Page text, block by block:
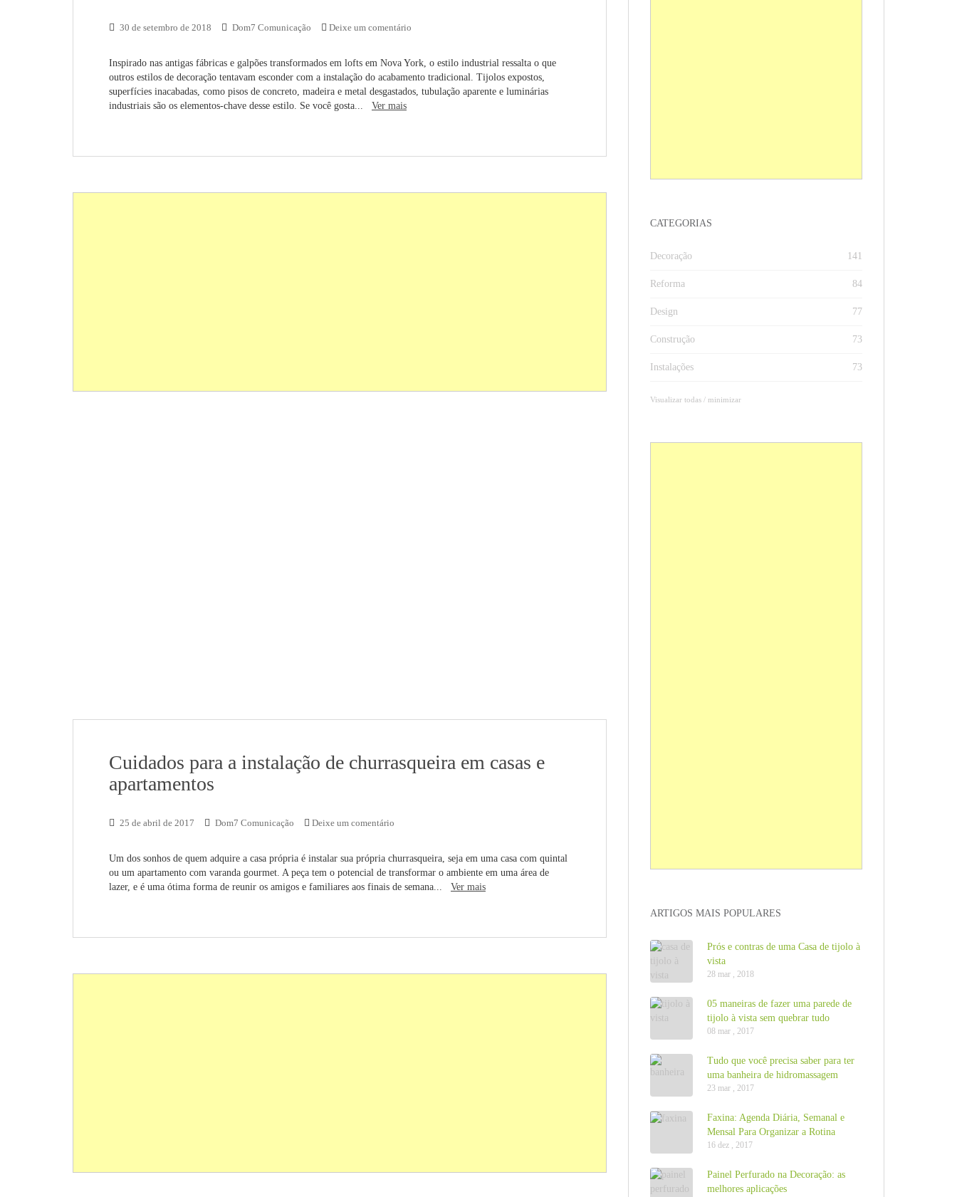
30 de setembro de 2018 Dom7 Comunicação Deixe um comentário
Inspirado nas antigas fábricas e galpões transformados em lofts em Nova York, o estilo industrial ressalta o que
outros estilos de decoração tentavam esconder com a instalação do acabamento tradicional. Tijolos expostos,
superfícies inacabadas, como pisos de concreto, madeira e metal desgastados, tubulação aparente e luminárias
industriais são os elementos-chave desse estilo. Se você gosta... Ver mais
Cuidados para a instalação de churrasqueira em casas e
apartamentos
25 de abril de 2017 Dom7 Comunicação Deixe um comentário
Um dos sonhos de quem adquire a casa própria é instalar sua própria churrasqueira, seja em uma casa com quintal
ou um apartamento com varanda gourmet. A peça tem o potencial de transformar o ambiente em uma área de
lazer, e é uma ótima forma de reunir os amigos e familiares aos finais de semana... Ver mais
CATEGORIAS
Decoração 141
Reforma 84
Design 77
Construção 73
Instalações 73
Visualizar todas / minimizar
ARTIGOS MAIS POPULARES
Prós e contras de uma Casa de tijolo à
vista
28 mar , 2018
05 maneiras de fazer uma parede de
tijolo à vista sem quebrar tudo
08 mar , 2017
Tudo que você precisa saber para ter
uma banheira de hidromassagem
23 mar , 2017
Faxina: Agenda Diária, Semanal e
Mensal Para Organizar a Rotina
16 dez , 2017
Painel Perfurado na Decoração: as
melhores aplicações